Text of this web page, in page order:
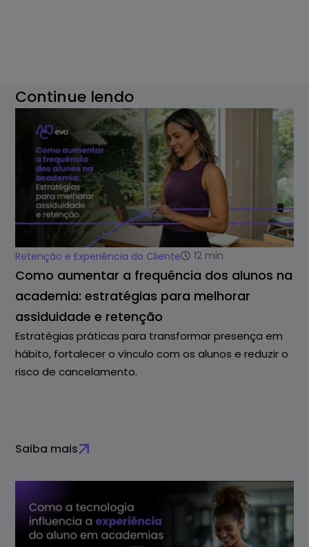
Continue lendo
Retenção e Experiência do Cliente 12 min
Como aumentar a frequência dos alunos na
academia: estratégias para melhorar
assiduidade e retenção
Estratégias práticas para transformar presença em
hábito, fortalecer o vínculo com os alunos e reduzir o
risco de cancelamento.
Saiba mais